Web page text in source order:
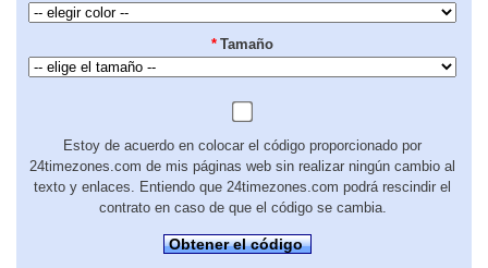
* Tamaño
Estoy de acuerdo en colocar el código proporcionado por
24timezones.com de mis páginas web sin realizar ningún cambio al
texto y enlaces. Entiendo que 24timezones.com podrá rescindir el
contrato en caso de que el código se cambia.
Obtener el código